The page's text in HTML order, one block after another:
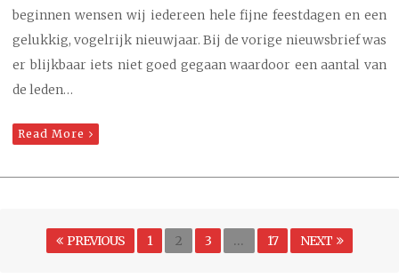
beginnen wensen wij iedereen hele fijne feestdagen en een
gelukkig, vogelrijk nieuwjaar. Bij de vorige nieuwsbrief was
er blijkbaar iets niet goed gegaan waardoor een aantal van
de leden…
Read More
paginering
PREVIOUS PAGE
1 Page
2 PAGE
3 … PAGE
17 NEXT